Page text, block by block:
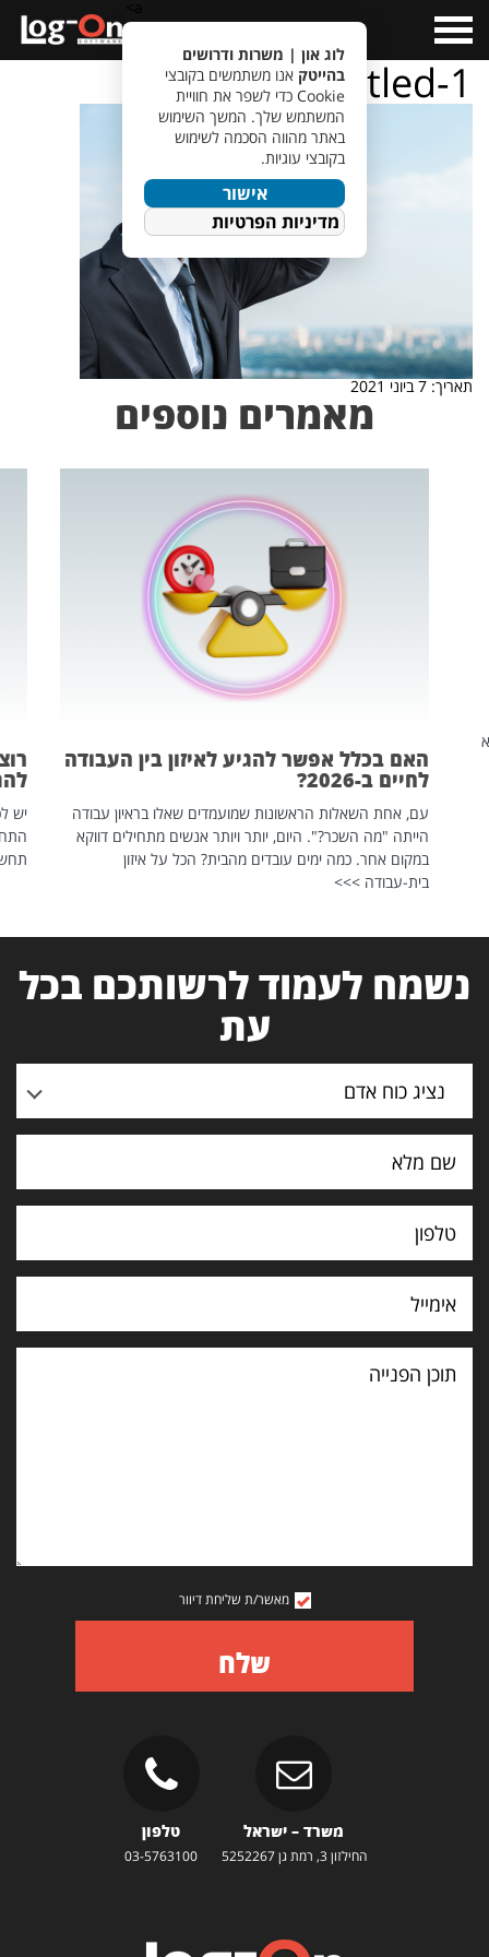
Menu
Untitled-1
תאריך: 7 ביוני 2021
מאמרים נוספים
האם בכלל אפשר להגיע לאיזון בין העבודה
לחיים ב-2026?
עם, אחת השאלות הראשונות שמועמדים שאלו בראיון עבודה
הייתה "מה השכר?". היום, יותר ויותר אנשים מתחילים דווקא
במקום אחר. כמה ימים עובדים מהבית? הכל על איזון
בית-עבודה >>>
יש
נשמח לעמוד לרשותכם בכל
עת
נציג כוח אדם
תוכן
הפנייה
מאשר/ת שליחת דיוור
שלח
משרד – ישראל
החילזון 3, רמת גן 5252267
טלפון
03-5763100
לוג און | משרות ודרושים
בהייטק אנו משתמשים בקובצי
Cookie כדי לשפר את חוויית
המשתמש שלך. המשך השימוש
באתר מהווה הסכמה לשימוש
בקובצי עוגיות.
אישור
מדיניות הפרטיות